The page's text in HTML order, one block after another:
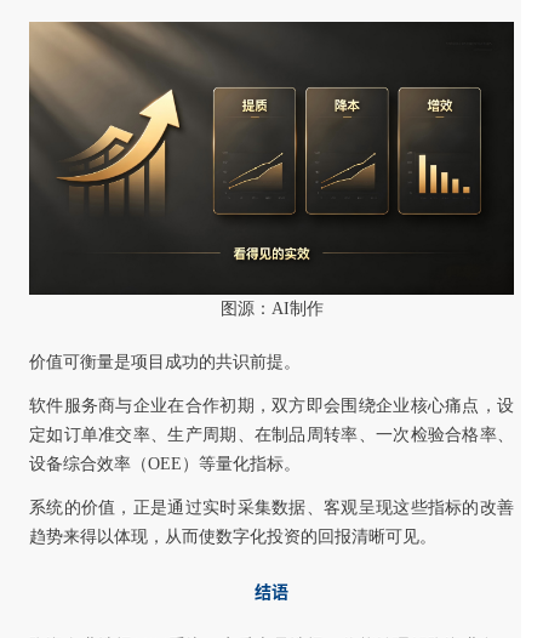
图源：AI制作
价值可衡量是项目成功的共识前提。
软件服务商与企业在合作初期，双方即会围绕企业核心痛点，设
定如订单准交率、生产周期、在制品周转率、一次检验合格率、
设备综合效率（OEE）等量化指标。
系统的价值，正是通过实时采集数据、客观呈现这些指标的改善
趋势来得以体现，从而使数字化投资的回报清晰可见。
结语